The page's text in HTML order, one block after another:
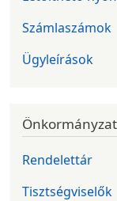
Számlaszámok
Ügyleírások
Önkormányzat
Rendelettár
Tisztségviselők